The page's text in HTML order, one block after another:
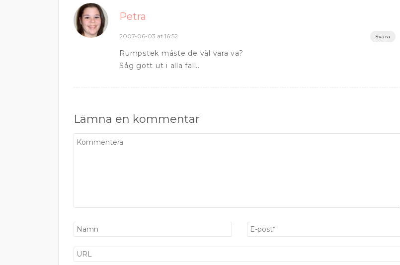
Petra
2007-06-03 at 16:52 Svara
Rumpstek måste de väl vara va?
Såg gott ut i alla fall..
Lämna en kommentar